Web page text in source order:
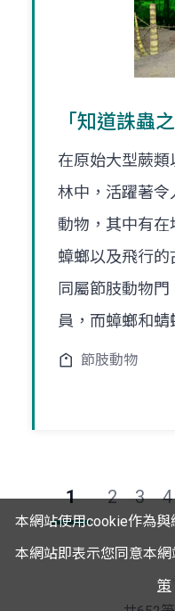
「知道誅蟲
在原始大型蕨
林中，活躍著
動物，其中有
蟑螂以及飛行
同屬節肢動物
員，而蟑螂和蜻
節肢動物
1 2 3 4
本網站使用cookie作為
本網站即表示您同意本
策